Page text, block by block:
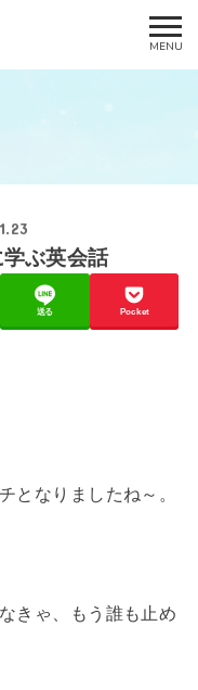
ぶ英会話
送る Pocket
となりましたね～。
きゃ、もう誰も止め